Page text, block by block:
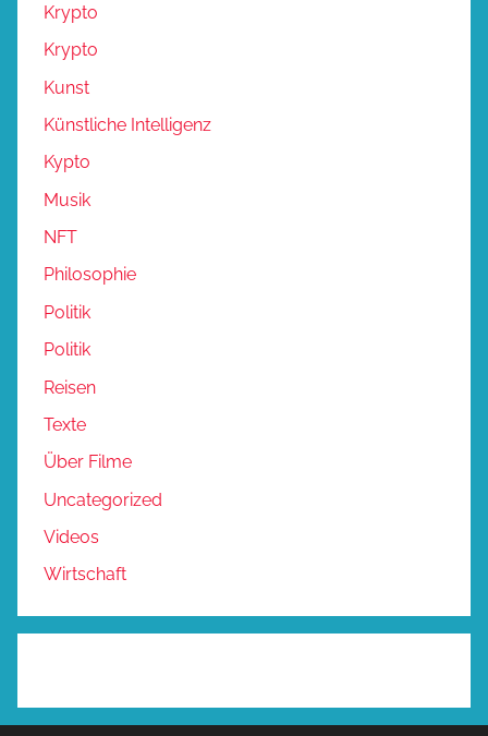
Krypto
Krypto
Kunst
Künstliche Intelligenz
Kypto
Musik
NFT
Philosophie
Politik
Politik
Reisen
Texte
Über Filme
Uncategorized
Videos
Wirtschaft